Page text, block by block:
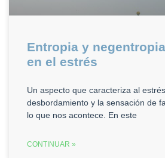
Entropia y
en el estrés
Un aspecto que caracteriza al
desbordamiento y la sensación de
lo que nos acontece. En este
CONTINUAR »